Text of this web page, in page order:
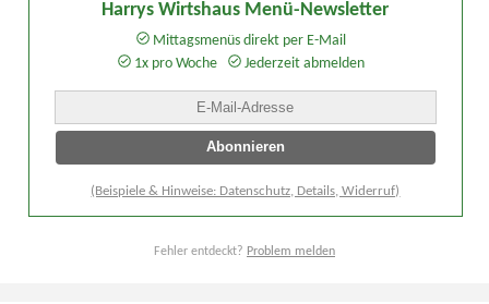
Harrys Wirtshaus Menü-Newsletter
Mittagsmenüs direkt per E-Mail
1x pro Woche
Jederzeit abmelden
(Beispiele & Hinweise: Datenschutz, Details, Widerruf)
Fehler entdeckt? Problem melden